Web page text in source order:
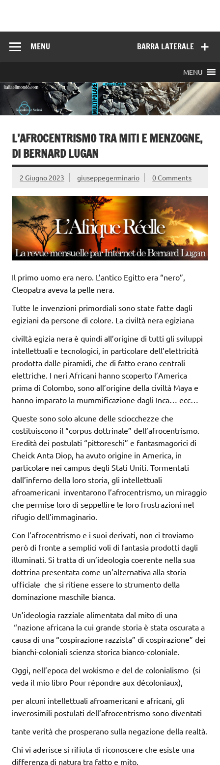
BARRA LATERALE
MENU
MENU
L’AFROCENTRISMO TRA MITI E MENZOGNE,
DI BERNARD LUGAN
2 Giugno 2023 giuseppegerminario 0 Comments
Il primo uomo era nero. L’antico Egitto era “nero”,
Cleopatra aveva la pelle nera.
Tutte le invenzioni primordiali sono state fatte dagli
egiziani da persone di colore. La civiltà nera egiziana
civiltà egizia nera è quindi all’origine di tutti gli sviluppi
intellettuali e tecnologici, in particolare dell’elettricità
prodotta dalle piramidi, che di fatto erano centrali
elettriche. I neri Africani hanno scoperto l’America
prima di Colombo, sono all’origine della civiltà Maya e
hanno imparato la mummificazione dagli Inca… ecc…
Queste sono solo alcune delle sciocchezze che
costituiscono il “corpus dottrinale” dell’afrocentrismo.
Eredità dei postulati “pittoreschi” e fantasmagorici di
Cheick Anta Diop, ha avuto origine in America, in
particolare nei campus degli Stati Uniti. Tormentati
dall’inferno della loro storia, gli intellettuali
afroamericani inventarono l’afrocentrismo, un miraggio
che permise loro di seppellire le loro frustrazioni nel
rifugio dell’immaginario.
Con l’afrocentrismo e i suoi derivati, non ci troviamo
però di fronte a semplici voli di fantasia prodotti dagli
illuminati. Si tratta di un’ideologia coerente nella sua
dottrina presentata come un’alternativa alla storia
ufficiale che si ritiene essere lo strumento della
dominazione maschile bianca.
Un’ideologia razziale alimentata dal mito di una
“nazione africana la cui grande storia è stata oscurata a
causa di una “cospirazione razzista” di cospirazione” dei
bianchi-coloniali scienza storica bianco-coloniale.
Oggi, nell’epoca del wokismo e del de colonialismo (si
veda il mio libro Pour répondre aux décoloniaux),
per alcuni intellettuali afroamericani e africani, gli
inverosimili postulati dell’afrocentrismo sono diventati
tante verità che prosperano sulla negazione della realtà.
Chi vi aderisce si rifiuta di riconoscere che esiste una
differenza di natura tra fatto e mito.